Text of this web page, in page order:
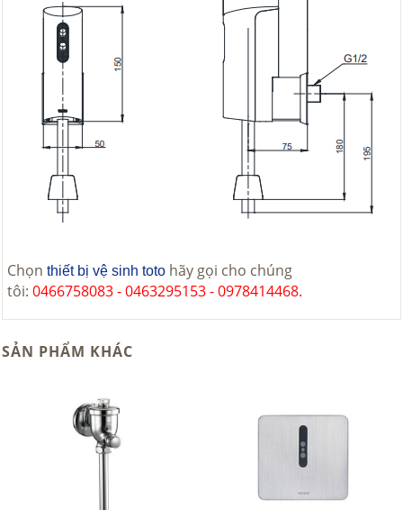
Chọn thiết bị vệ sinh toto hãy gọi cho chúng
tôi: 0466758083 - 0463295153 - 0978414468.
SẢN PHẨM KHÁC